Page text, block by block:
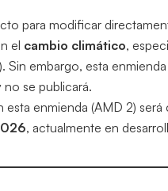
para modificar
el cambio climático,
Sin embargo, esta
se publicará.
enmienda (AMD 2)
, actualmente en